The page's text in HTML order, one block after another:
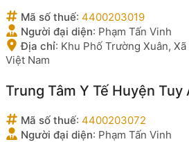
Mã số thuế: 4400203019
Người đại diện: Phạm Tấn Vinh
Địa chỉ: Khu Phố Trường Xuân,
Việt Nam
Trung Tâm Y Tế Huyện Tuy
Mã số thuế: 4400203072
Người đại diện: Phạm Tấn Vinh